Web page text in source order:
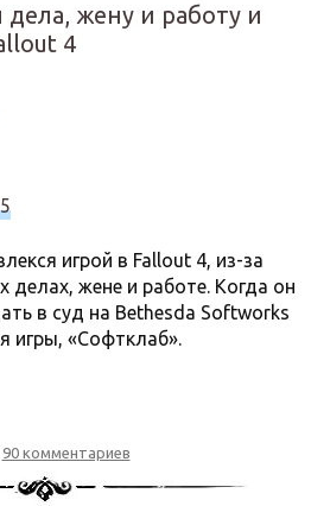
жену и работу и
4
игрой в Fallout 4, из-за
жене и работе. Когда он
в суд на Bethesda Softworks
игры, «Софтклаб».
90 комментариев